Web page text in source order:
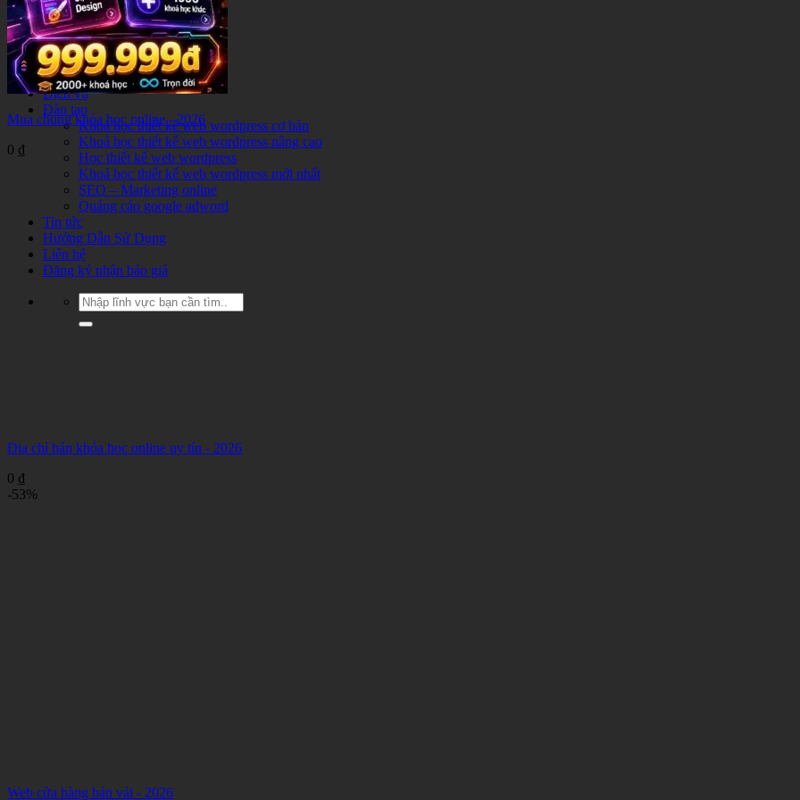
Xe hơi – Thể thao
Khác
Khuyến mại
Chưa phân loại
Khoá học online
Dịch vụ
Đào tạo
Khoá học thiết kế web wordpress cơ bản
Khoá học thiết kế web wordpress nâng cao
Học thiết kế web wordpress
Khoá học thiết kế web wordpress mới nhất
SEO – Marketing online
Quảng cáo google adword
Tin tức
Hướng Dẫn Sử Dụng
Liên hệ
Đăng ký nhận báo giá
Tìm
kiếm:
Mua chung khóa học online - 2026
0 ₫
Địa chỉ bán khóa học online uy tín - 2026
0 ₫
-53%
Web cửa hàng bán vải - 2026